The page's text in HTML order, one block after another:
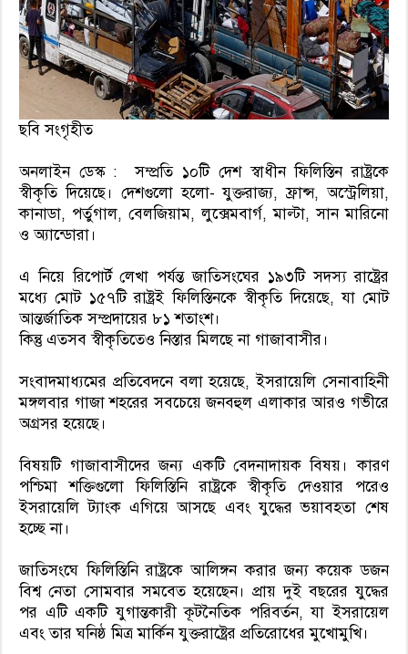
ছবি সংগৃহীত
অনলাইন ডেস্ক : সম্প্রতি ১০টি দেশ স্বাধীন ফিলিস্তিন রাষ্ট্রকে
স্বীকৃতি দিয়েছে। দেশগুলো হলো- যুক্তরাজ্য, ফ্রান্স, অস্ট্রেলিয়া,
কানাডা, পর্তুগাল, বেলজিয়াম, লুক্সেমবার্গ, মাল্টা, সান মারিনো
ও অ্যান্ডোরা।
এ নিয়ে রিপোর্ট লেখা পর্যন্ত জাতিসংঘের ১৯৩টি সদস্য রাষ্ট্রের
মধ্যে মোট ১৫৭টি রাষ্ট্রই ফিলিস্তিনকে স্বীকৃতি দিয়েছে, যা মোট
আন্তর্জাতিক সম্প্রদায়ের ৮১ শতাংশ।
কিন্তু এতসব স্বীকৃতিতেও নিস্তার মিলছে না গাজাবাসীর।
সংবাদমাধ্যমের প্রতিবেদনে বলা হয়েছে, ইসরায়েলি সেনাবাহিনী
মঙ্গলবার গাজা শহরের সবচেয়ে জনবহুল এলাকার আরও গভীরে
অগ্রসর হয়েছে।
বিষয়টি গাজাবাসীদের জন্য একটি বেদনাদায়ক বিষয়। কারণ
পশ্চিমা শক্তিগুলো ফিলিস্তিনি রাষ্ট্রকে স্বীকৃতি দেওয়ার পরেও
ইসরায়েলি ট্যাংক এগিয়ে আসছে এবং যুদ্ধের ভয়াবহতা শেষ
হচ্ছে না।
জাতিসংঘে ফিলিস্তিনি রাষ্ট্রকে আলিঙ্গন করার জন্য কয়েক ডজন
বিশ্ব নেতা সোমবার সমবেত হয়েছেন। প্রায় দুই বছরের যুদ্ধের
পর এটি একটি যুগান্তকারী কূটনৈতিক পরিবর্তন, যা ইসরায়েল
এবং তার ঘনিষ্ঠ মিত্র মার্কিন যুক্তরাষ্ট্রের প্রতিরোধের মুখোমুখি।